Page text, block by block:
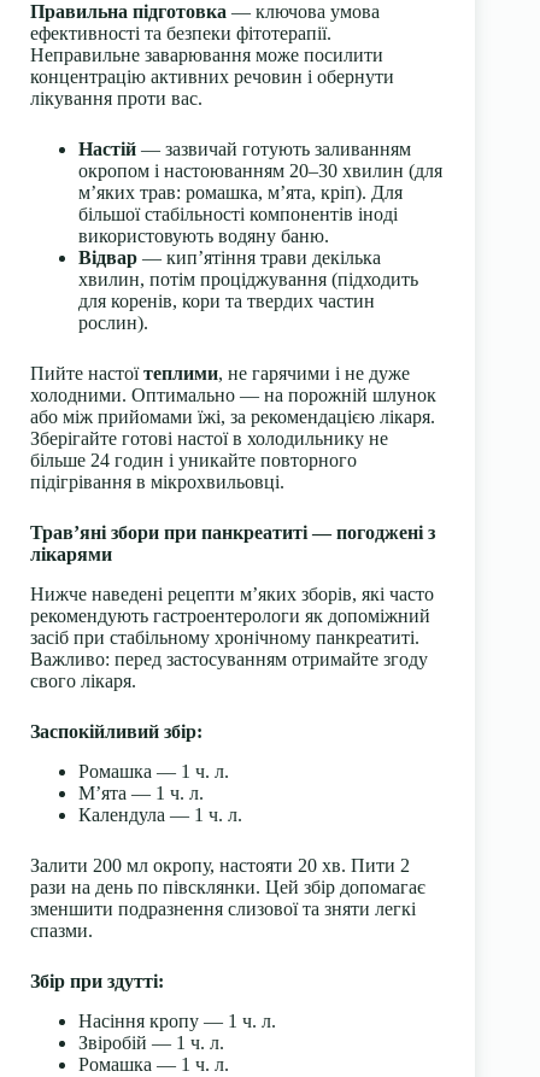
Правильна підготовка — ключова умова
ефективності та безпеки фітотерапії.
Неправильне заварювання може посилити
концентрацію активних речовин і обернути
лікування проти вас.
Настій — зазвичай готують заливанням
окропом і настоюванням 20–30 хвилин (для
м’яких трав: ромашка, м’ята, кріп). Для
більшої стабільності компонентів іноді
використовують водяну баню.
Відвар — кип’ятіння трави декілька
хвилин, потім проціджування (підходить
для коренів, кори та твердих частин
рослин).
Пийте настоїтеплими, не гарячими і не дуже
холодними. Оптимально — на порожній шлунок
або між прийомами їжі, за рекомендацією лікаря.
Зберігайте готові настої в холодильнику не
більше 24 годин і уникайте повторного
підігрівання в мікрохвильовці.
Трав’яні збори при панкреатиті — погоджені з
лікарями
Нижче наведені рецепти м’яких зборів, які часто
рекомендують гастроентерологи як допоміжний
засіб при стабільному хронічному панкреатиті.
Важливо: перед застосуванням отримайте згоду
свого лікаря.
Заспокійливий збір:
Ромашка — 1 ч. л.
М’ята — 1 ч. л.
Календула — 1 ч. л.
Залити 200 мл окропу, настояти 20 хв. Пити 2
рази на день по півсклянки. Цей збір допомагає
зменшити подразнення слизової та зняти легкі
спазми.
Збір при здутті:
Насіння кропу — 1 ч. л.
Звіробій — 1 ч. л.
Ромашка — 1 ч. л.